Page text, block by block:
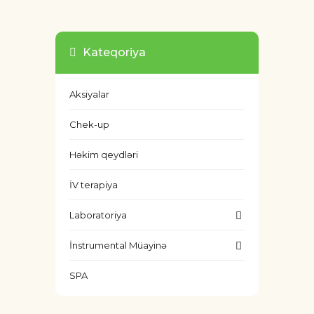
Kateqoriya
Aksiyalar
Chek-up
Həkim qeydləri
İV terapiya
Laboratoriya
İnstrumental Müayinə
SPA